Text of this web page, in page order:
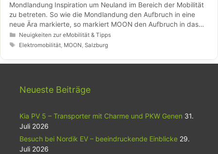
Mondlandung Inspiration um Neuland im Bereich der Mobilität
zu betreten. So wie die Mondlandung den Aufbruch in eine
neue Ära markierte, so markiert MOON den Aufbruch in das
Zeitalter der E-Mobilität. Die Mission von MOON ist es,
Elektromobilität Alltag werden zu lassen und in die Breite zu
Kategorien
Neuigkeiten zur eMobilität & Tipps
Schlagwörter
Elektromobilität, MOON,Salzburg
Neueste Beiträge
Kia PV 5 – Transporter mit Charme und PKW Genen 31.
Juli 2026
Besuch bei Nordik EV – beeindruckende Einblicke 29.
Juli 2026